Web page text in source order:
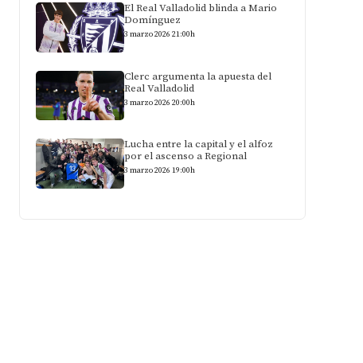
El Real Valladolid blinda a Mario
Domínguez
3 marzo 2026 21:00h
Clerc argumenta la apuesta del
Real Valladolid
3 marzo 2026 20:00h
Lucha entre la capital y el alfoz
por el ascenso a Regional
3 marzo 2026 19:00h